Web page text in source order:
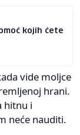
kojih ćete
vide moljce
hrani.
hitnu i
neće nauditi.